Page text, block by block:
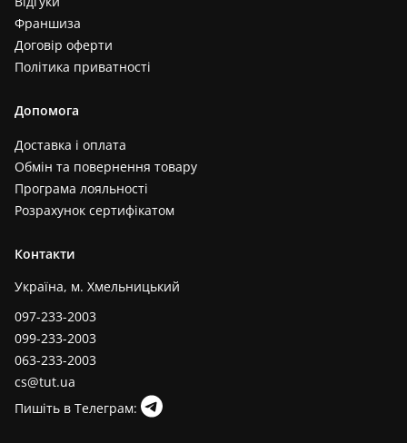
Франшиза
Договір оферти
Політика приватності
Допомога
Доставка і оплата
Обмін та повернення товару
Програма лояльності
Розрахунок сертифікатом
Контакти
Україна, м. Хмельницький
097-233-2003
099-233-2003
063-233-2003
cs@tut.ua
Пишіть в Телеграм: